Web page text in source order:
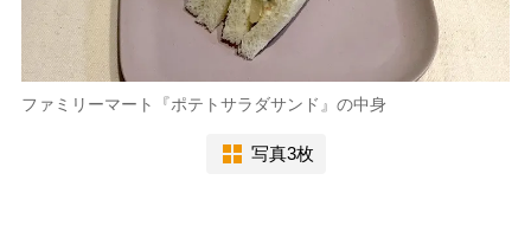
ファミリーマート『ポテトサラダサンド』の中身
写真3枚